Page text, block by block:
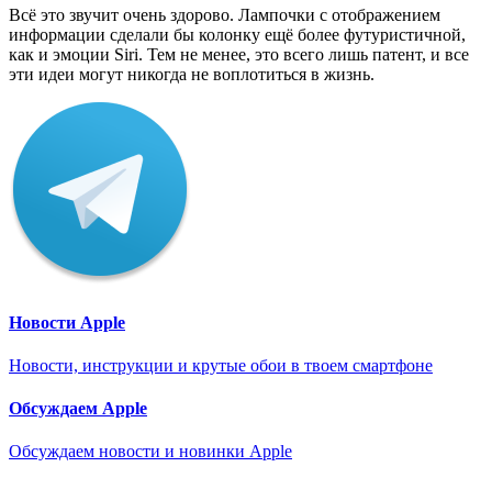
Всё это звучит очень здорово. Лампочки с отображением
информации сделали бы колонку ещё более футуристичной,
как и эмоции Siri. Тем не менее, это всего лишь патент, и все
эти идеи могут никогда не воплотиться в жизнь.
Новости Apple
Новости, инструкции и крутые обои в твоем смартфоне
Обсуждаем Apple
Обсуждаем новости и новинки Apple